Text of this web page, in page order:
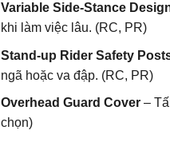
Variable Side-Stance
khi làm việc lâu. (RC, PR)
Stand-up Rider Safety
ngã hoặc va đập. (RC, PR)
Overhead Guard Cover–
chọn)